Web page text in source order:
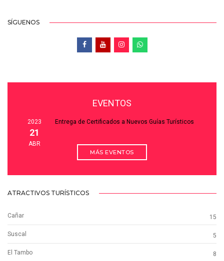
SÍGUENOS
EVENTOS
2023
21
ABR
Entrega de Certificados a Nuevos Guías Turísticos
MÁS EVENTOS
ATRACTIVOS TURÍSTICOS
Cañar 15
Suscal 5
El Tambo 8